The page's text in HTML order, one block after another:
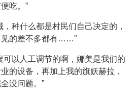
吃。”
，种什么都是村民们自己决定的，
见的差不多都有……”
可以人工调节的啊，娜美是我们的
的设备，再加上我的旗妖赫拉，
没问题。”